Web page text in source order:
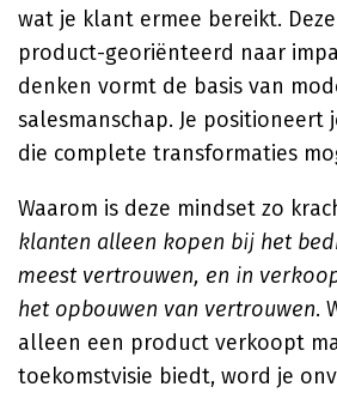
wat je klant ermee bereikt.
product-georiënteerd naar
denken vormt de basis van
salesmanschap. Je positioneert
die complete transformaties
Waarom is deze mindset zo
klanten alleen kopen bij het
meest vertrouwen, en in
het opbouwen van vertrouwen.
alleen een product verkoopt
toekomstvisie biedt, word je